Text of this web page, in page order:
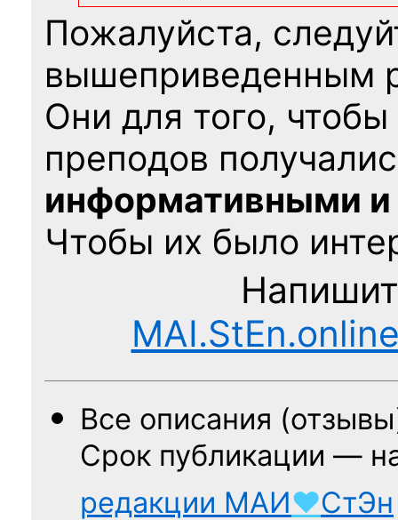
Пожалуйста,
вышеприведенным
Они для того,
преподов
информативными
Чтобы их было
Все описания
Срок публикации —
редакции МАИ♥СтЭн